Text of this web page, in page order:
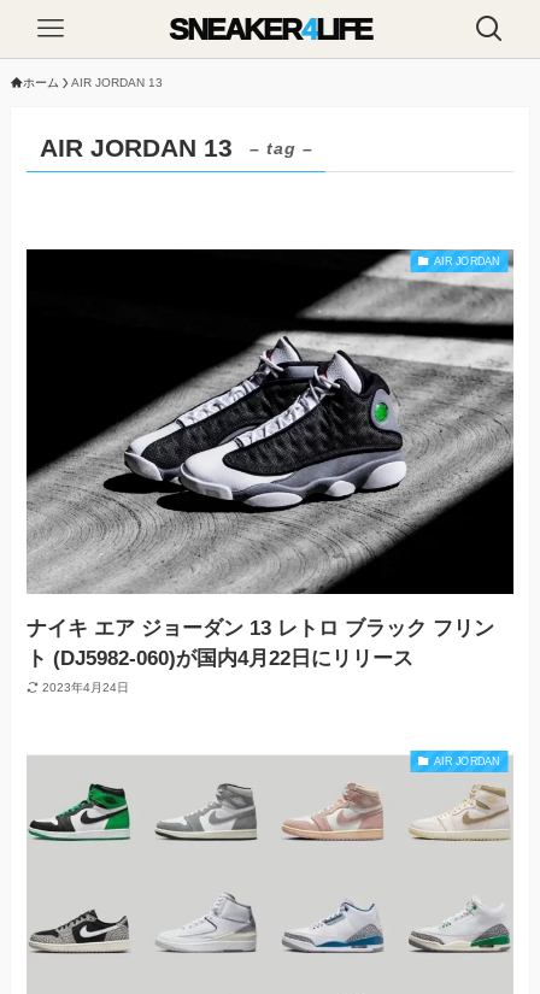
SNEAKER4LIFE
ホーム AIR JORDAN 13
AIR JORDAN 13 – tag –
AIR JORDAN
ナイキ エア ジョーダン 13 レトロ ブラック フリン
ト (DJ5982-060)が国内4月22日にリリース
2023年4月24日
AIR JORDAN